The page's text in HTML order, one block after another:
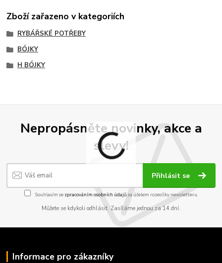
Zboží zařazeno v kategoriích
RYBÁŘSKÉ POTŘEBY
BÓJKY
H BÓJKY
Nepropásněte novinky, akce a
slevy!
Přihlásit se
Souhlasím se zpracováním osobních údajůza účelem rozesílky newsletteru.
Můžete se kdykoli odhlásit. Zasíláme jednou za 14 dní.
Informace pro zákazníky